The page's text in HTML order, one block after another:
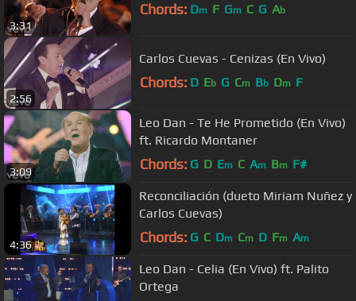
3:31
Chords: Dm F Gm C G Ab
2:56
Carlos Cuevas - Cenizas (En Vivo)
Chords: D Eb G Cm Bb Dm F
3:09
Leo Dan - Te He Prometido (En Vivo)
ft. Ricardo Montaner
Chords: G D Em C Am Bm F#
4:36
Reconciliación (dueto Miriam Nuñez y
Carlos Cuevas)
Chords: G C Dm Cm D Fm Am
Leo Dan - Celia (En Vivo) ft. Palito
Ortega